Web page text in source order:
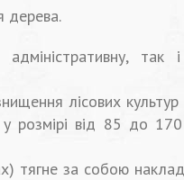
дерева.
так і
лісових
розмірі від 85 до 170
тягне за собою